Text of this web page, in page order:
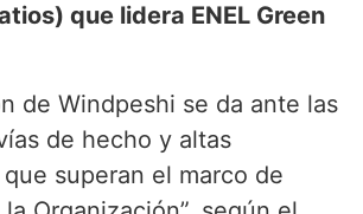
que lidera ENEL Green
de Windpeshi se da ante las
de hecho y altas
superan el marco de